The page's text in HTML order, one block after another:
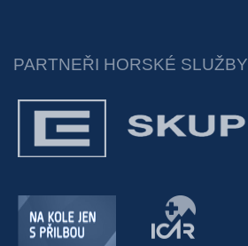
PARTNEŘI HORSKÉ SLUŽBY